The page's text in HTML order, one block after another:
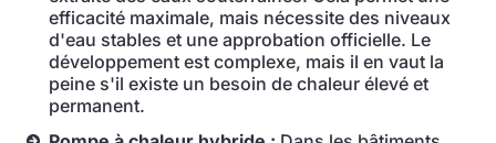
efficacité maximale, mais nécessite des niveaux
d'eau stables et une approbation officielle. Le
développement est complexe, mais il en vaut la
peine s'il existe un besoin de chaleur élevé et
permanent.